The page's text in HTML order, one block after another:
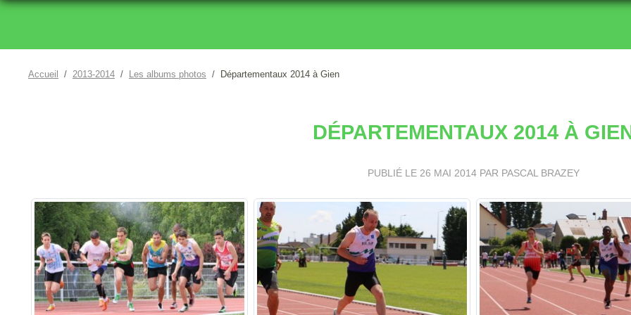
Accueil 2013-2014 Les albums photos Départementaux 2014 à Gien
DÉPARTEMENTAUX 2014 À
PUBLIÉ LE 26 MAI 2014PAR PASCAL BRAZEY